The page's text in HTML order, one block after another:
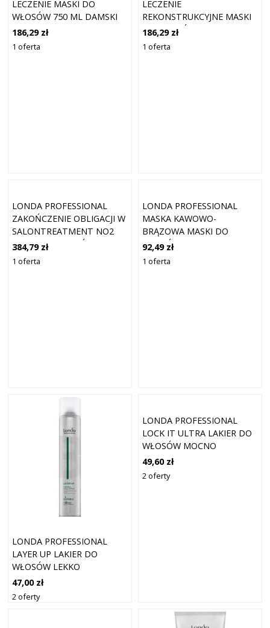
LECZENIE MASKI DO
WŁOSÓW 750 ML DAMSKI
186,29 zł
1 oferta
LECZENIE
REKONSTRUKCYJNE MASKI
DO WŁOSÓW 750 ML
DAMSKI
186,29 zł
1 oferta
LONDA PROFESSIONAL
ZAKOŃCZENIE OBLIGACJI W
SALONTREATMENT NO2
MASKI DO WŁOSÓW 750 ML
DAMSKI
384,79 zł
1 oferta
LONDA PROFESSIONAL
MASKA KAWOWO-
BRĄZOWA MASKI DO
WŁOSÓW 200 ML DAMSKI
92,49 zł
1 oferta
LONDA PROFESSIONAL
LAYER UP LAKIER DO
WŁOSÓW LEKKO
UTRWALAJĄCY 500 ML
47,00 zł
2 oferty
LONDA PROFESSIONAL
LOCK IT ULTRA LAKIER DO
WŁOSÓW MOCNO
UTRWALAJĄCY DLA KOBIET
500 ML
49,60 zł
2 oferty